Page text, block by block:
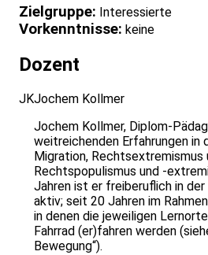
Zielgruppe: Interessierte
Vorkenntnisse: keine
Dozent
JKJochem Kollmer
Jochem Kollmer, Diplom-
weitreichenden Erfahrungen in
Migration, Rechtsextremismus
Rechtspopulismus und -
Jahren ist er freiberuflich in
aktiv; seit 20 Jahren im
in denen die jeweiligen
Fahrrad (er)fahren werden
Bewegung“).